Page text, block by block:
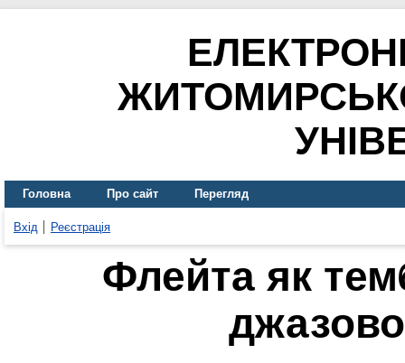
Головна Про сайт Перегляд
Вхід Реєстрація
Флейта як